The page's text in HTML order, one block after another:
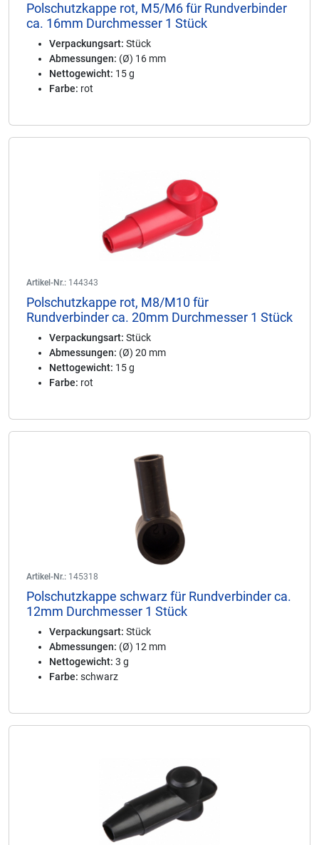
Polschutzkappe rot, M5/M6 für Rundverbinder
ca. 16mm Durchmesser 1 Stück
Verpackungsart: Stück
Abmessungen: (Ø) 16 mm
Nettogewicht: 15 g
Farbe: rot
Artikel-Nr.: 144343
Polschutzkappe rot, M8/M10 für
Rundverbinder ca. 20mm Durchmesser 1 Stück
Verpackungsart: Stück
Abmessungen: (Ø) 20 mm
Nettogewicht: 15 g
Farbe: rot
Artikel-Nr.: 145318
Polschutzkappe schwarz für Rundverbinder ca.
12mm Durchmesser 1 Stück
Verpackungsart: Stück
Abmessungen: (Ø) 12 mm
Nettogewicht: 3 g
Farbe: schwarz